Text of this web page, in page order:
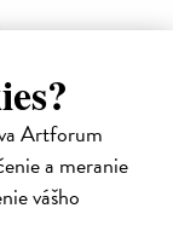
Artforum
a meranie
vášho